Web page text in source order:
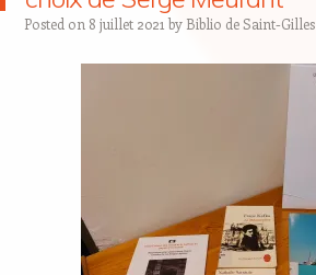
Posted on 8 juillet 2021 by Biblio de Saint-Gilles